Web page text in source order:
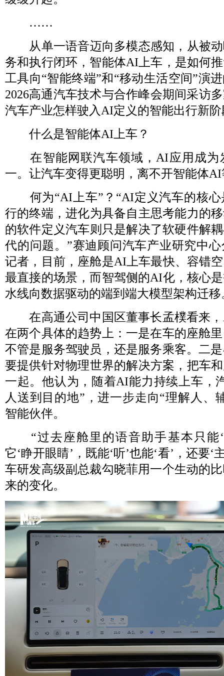
……
从单一语音迈向多模态感知，从被动
务和执行闭环，智能体AI上车，是如何
工具向“智能终端”和“移动生活空间”演
2026高通汽车技术与合作峰会期间采访
汽车产业怎样驶入AI定义的智能出行新
什么是智能体AI上车？
在智能网联汽车领域，AI应用成为
一。让汽车变得更聪明，离不开智能体
何为“AI上车”？“AI定义汽车的核心
行的终端，进化为具备自主思考能力的
的软件定义汽车则只是解决了软硬件解
代的问题。”赛迪顾问汽车产业研究中
记者，目前，座舱是AI上车最快、容错
最直接的场景，而智驾侧的AI化，核心
水线向数据驱动的端到端大模型架构迁移
在高通公司中国区董事长孟樸看来，
在两个具体的趋势上：一是在车的座舱
不管是服务驾驶员，还是服务乘客。二
要提供针对物理世界的解决方案，把车
一起。他认为，随着AI能力持续上车，
人送到目的地”，进一步走向“理解人、
智能伙伴。
“过去座舱里的语音助手基本只能‘
它‘睁开眼睛’，既能‘听’也能‘看’，还要‘
车研发高级副总裁勾晓菲用一个生动的
来的变化。